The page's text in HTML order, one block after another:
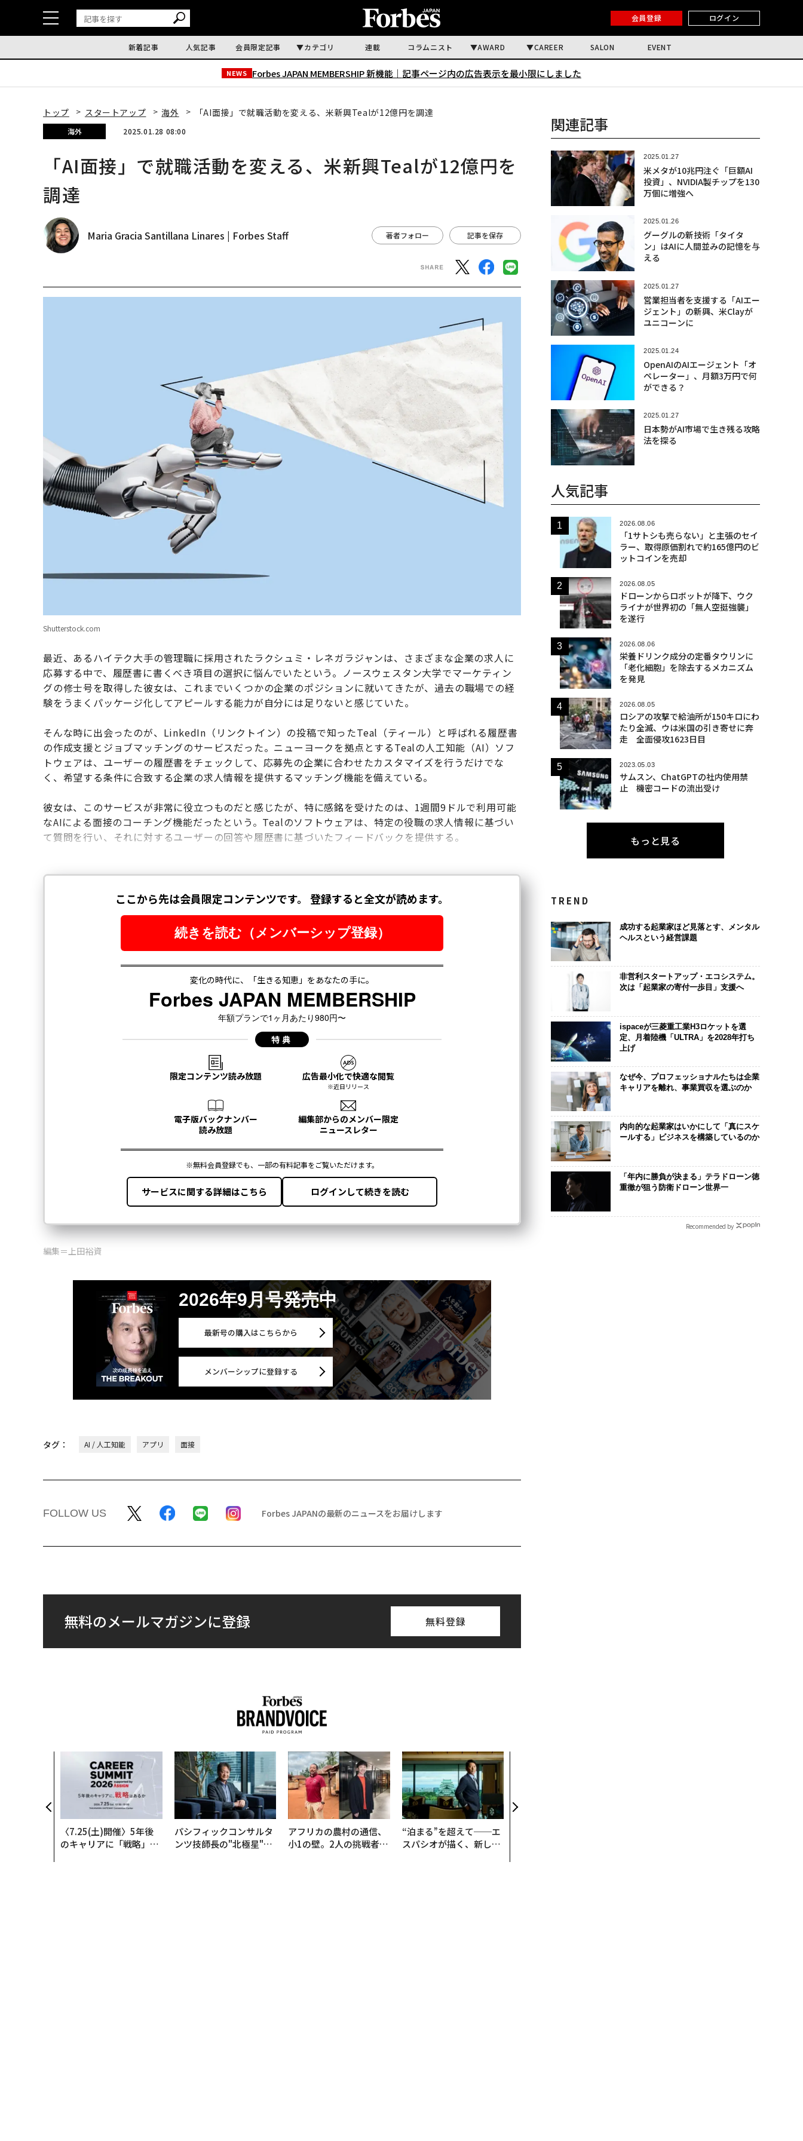
会員登録 ログイン
新着記事 人気記事 会員限定記事 カテゴリ 連載 コラムニスト AWARD CAREER SALON EVENT
NEWS Forbes JAPAN MEMBERSHIP 新機能｜ 記事ページ内の広告表示を最小限にしました
トップ スタートアップ 海外 「AI面接」で就職活動を変える、米新興Tealが12億円を調達
海外 2025.01.28 08:00
「AI面接」で就職活動を変える、米新興Tealが12億円を
調達
Maria Gracia Santillana Linares | Forbes Staff 著者フォロー 記事を保存
Shutterstock.com
最近、あるハイテク大手の管理職に採用されたラクシュミ・レネガラジャンは、さまざまな企業の求人に
応募する中で、履歴書に書くべき項目の選択に悩んでいたという。ノースウェスタン大学でマーケティン
グの修士号を取得した彼女は、これまでいくつかの企業のポジションに就いてきたが、過去の職場での経
験をうまくパッケージ化してアピールする能力が自分には足りないと感じていた。
そんな時に出会ったのが、LinkedIn（リンクトイン）の投稿で知ったTeal（ティール）と呼ばれる履歴書
の作成支援とジョブマッチングのサービスだった。ニューヨークを拠点とするTealの人工知能（AI）ソフ
トウェアは、ユーザーの履歴書をチェックして、応募先の企業に合わせたカスタマイズを行うだけでな
く、希望する条件に合致する企業の求人情報を提供するマッチング機能を備えている。
彼女は、このサービスが非常に役立つものだと感じたが、特に感銘を受けたのは、1週間9ドルで利用可能
なAIによる面接のコーチング機能だったという。Tealのソフトウェアは、特定の役職の求人情報に基づい
て質問を行い、それに対するユーザーの回答や履歴書に基づいたフィードバックを提供する。
編集＝上田裕資
2026年9月号発売中
最新号の購入はこちらから
メンバーシップに登録する
タグ： AI / 人工知能 アプリ 面接
FOLLOW US Forbes JAPANの最新のニュースをお届けします
無料のメールマガジンに登録 無料登録
〈7.25(土)開催〉5年後
のキャリアに「戦略」は
パシフィックコンサルタ
ンツ技師長の"北極星"。
アフリカの農村の通信、
小1の壁。2人の挑戦者が
“泊まる”を超えて──エ
スパシオが描く、新しい
関連記事
2025.01.27
米メタが10兆円注ぐ「巨額AI
投資」、NVIDIA製チップを130
万個に増強へ
2025.01.26
グーグルの新技術「タイタ
ン」はAIに人間並みの記憶を与
える
2025.01.27
営業担当者を支援する「AIエー
ジェント」の新興、米Clayが
ユニコーンに
2025.01.24
OpenAIのAIエージェント「オ
ペレーター」、月額3万円で何
ができる？
2025.01.27
日本勢がAI市場で生き残る攻略
法を探る
人気記事
2026.08.06
「1サトシも売らない」と主張のセイ
ラー、取得原価割れで約165億円のビ
ットコインを売却
2026.08.05
ドローンからロボットが降下、ウク
ライナが世界初の「無人空挺強襲」
を遂行
2026.08.06
栄養ドリンク成分の定番タウリンに
「老化細胞」を除去するメカニズム
を発見
2026.08.05
ロシアの攻撃で給油所が150キロにわ
たり全滅、ウは米国の引き寄せに奔
走 全面侵攻1623日目
2023.05.03
サムスン、ChatGPTの社内使用禁
止 機密コードの流出受け
もっと見る
TREND
成功する起業家ほど見落とす、メンタル
ヘルスという経営課題
非営利スタートアップ・エコシステム。
次は「起業家の寄付一歩目」支援へ
ispaceが三菱重工業H3ロケットを選
定、月着陸機「ULTRA」を2028年打ち
上げ
なぜ今、プロフェッショナルたちは企業
キャリアを離れ、事業買収を選ぶのか
内向的な起業家はいかにして「真にスケ
ールする」ビジネスを構築しているのか
「年内に勝負が決まる」テラドローン徳
重徹が狙う防衛ドローン世界一
Recommended by